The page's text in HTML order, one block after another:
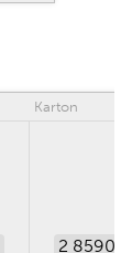
Karton
2